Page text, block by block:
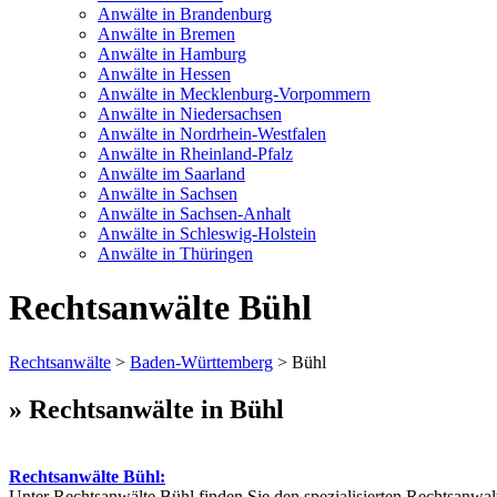
Anwälte in Brandenburg
Anwälte in Bremen
Anwälte in Hamburg
Anwälte in Hessen
Anwälte in Mecklenburg-Vorpommern
Anwälte in Niedersachsen
Anwälte in Nordrhein-Westfalen
Anwälte in Rheinland-Pfalz
Anwälte im Saarland
Anwälte in Sachsen
Anwälte in Sachsen-Anhalt
Anwälte in Schleswig-Holstein
Anwälte in Thüringen
Rechtsanwälte Bühl
Rechtsanwälte > Baden-Württemberg > Bühl
» Rechtsanwälte in Bühl
Rechtsanwälte Bühl: